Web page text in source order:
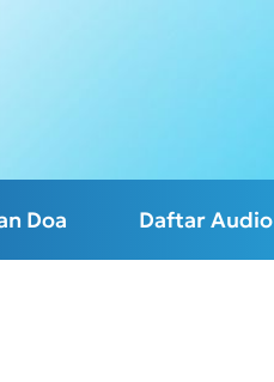
Doa Daftar Audio